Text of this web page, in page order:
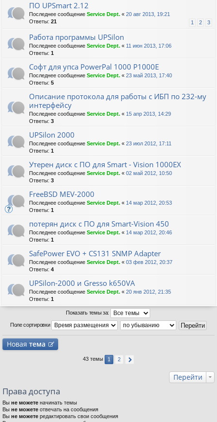
ПО UPSmart 2.12
Последнее сообщение Service Dept. « 20 авг 2013, 19:21
Ответы: 21 1 2 3
Работа программы UPSilon
Последнее сообщение Service Dept. « 11 июн 2013, 17:06
Ответы: 1
Софт для упса PowerPal 1000 P1000E
Последнее сообщение Service Dept. « 23 май 2013, 17:40
Ответы: 5
Описание протокола для работы с ИБП по 232-му
интерфейсу
Последнее сообщение Service Dept. « 15 апр 2013, 14:29
Ответы: 3
UPSilon 2000
Последнее сообщение Service Dept. « 23 июл 2012, 17:11
Ответы: 1
Утерен диск с ПО для Smart - Vision 1000EX
Последнее сообщение Service Dept. « 02 май 2012, 10:50
Ответы: 3
FreeBSD MEV-2000
Последнее сообщение Service Dept. « 14 мар 2012, 20:53
Ответы: 1
потерян диск с ПО для Smart-Vision 450
Последнее сообщение Service Dept. « 14 мар 2012, 20:46
Ответы: 1
SafePower EVO + CS131 SNMP Adapter
Последнее сообщение Service Dept. « 03 фев 2012, 20:37
Ответы: 4
UPSilon-2000 и Gresso k650VA
Последнее сообщение Service Dept. « 20 янв 2012, 21:35
Ответы: 1
Показать темы за:
Поле сортировки
Новая тема
43 темы 1 2
Перейти
Права доступа
Вы не можете начинать темы
Вы не можете отвечать на сообщения
Вы не можете редактировать свои сообщения